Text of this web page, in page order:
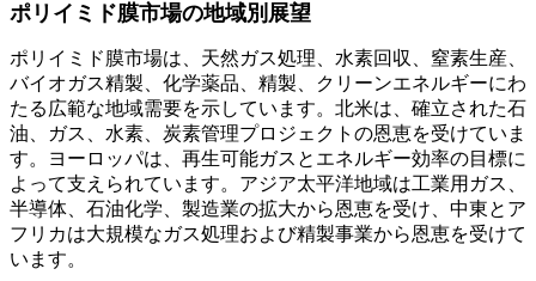
ポリイミド膜市場の地域別展望
ポリイミド膜市場は、天然ガス処理、水素回収、窒素生産、
バイオガス精製、化学薬品、精製、クリーンエネルギーにわ
たる広範な地域需要を示しています。北米は、確立された石
油、ガス、水素、炭素管理プロジェクトの恩恵を受けていま
す。ヨーロッパは、再生可能ガスとエネルギー効率の目標に
よって支えられています。アジア太平洋地域は工業用ガス、
半導体、石油化学、製造業の拡大から恩恵を受け、中東とア
フリカは大規模なガス処理および精製事業から恩恵を受けて
います。